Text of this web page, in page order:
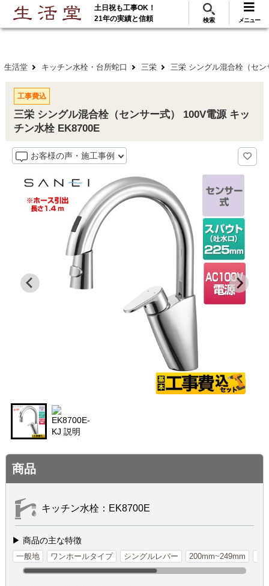
ご利用 288万･工事実績117万件! 無料見積
土日祝も工事OK！
21年の実績と信頼
検索 メニュー
生活堂 キッチン水栓・台所蛇口 三栄 三栄 シングル混合栓（セ
工事費込
三栄 シングル混合栓（センサー式） 100V電源 キッ
チン水栓 EK8700E
お客様の声・施工事例
商品
キッチン水栓：EK8700E
▶ 商品の主な特徴
一般地 ワンホールタイプ シングルレバー 200mm~249mm